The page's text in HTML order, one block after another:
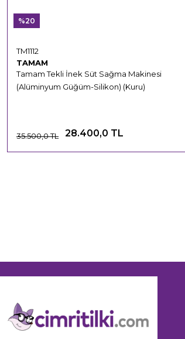
TAMAM
Tamam Tekli İnek Süt Sağma Makinesi
(Alüminyum Güğüm-Silikon) (Kuru)
TM1112
28.400,0 TL
35.500,0 TL
%20